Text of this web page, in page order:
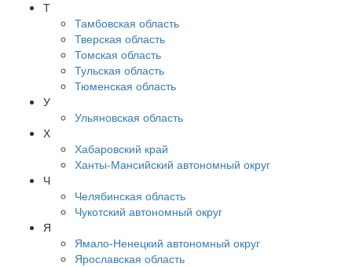
Т
Тамбовская область
Тверская область
Томская область
Тульская область
Тюменская область
У
Ульяновская область
Х
Хабаровский край
Ханты-Мансийский автономный округ
Ч
Челябинская область
Чукотский автономный округ
Я
Ямало-Ненецкий автономный округ
Ярославская область